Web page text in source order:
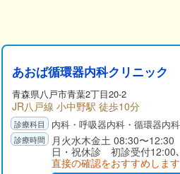
あおば循環器内科クリニック
青森県八戸市青葉2丁目20-2
JR八戸線 小中野駅 徒歩10分
内科・呼吸器内科・循環器内科
月火水木金土 08:30〜
日・祝休診 初診受付12:00
直接の確認をおすすめします